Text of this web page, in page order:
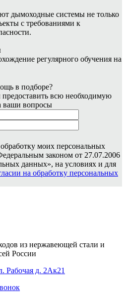
дымоходные системы не только
с требованиями к
регулярного обучения на
в подборе?
всю необходимую
ваши вопросы
моих персональных
законом от 27.07.2006
данных», на условиях и для
на обработку персональных
из нержавеющей стали и
России
Рабочая д. 2Ак21